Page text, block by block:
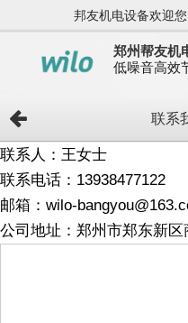
邦友机电设备欢迎您
郑州帮友机
低噪音高效
联系
联系人：王女士
联系电话：
邮箱：wilo-
公司地址：郑州市郑东新